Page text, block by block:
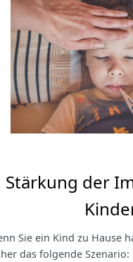
Stärkung der
Sie ein Kind zu Hause
das folgende